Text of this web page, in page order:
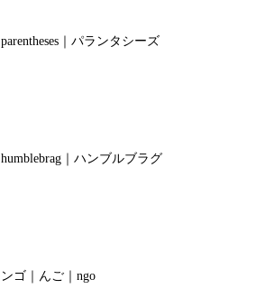
parentheses｜パランタシーズ
humblebrag｜ハンブルブラグ
ンゴ｜んご｜ngo